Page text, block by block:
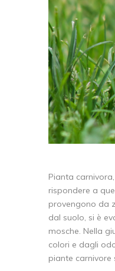
Pianta
rispondere a
provengono da
dal suolo, si è
mosche. Nella
colori e dagli
piante carnivore